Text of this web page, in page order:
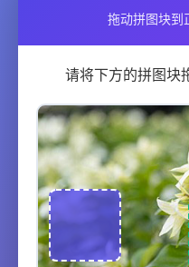
拖动拼图块到
请将下方的拼图块